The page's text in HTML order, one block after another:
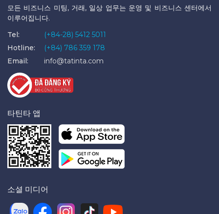
모든 비즈니스 미팅, 거래, 일상 업무는 운영 및 비즈니스 센터에서
이루어집니다.
Tel:
(+84-28) 5412 5011
Hotline:
(+84) 786 359 178
Email:
info@tatinta.com
타틴타 앱
소셜 미디어